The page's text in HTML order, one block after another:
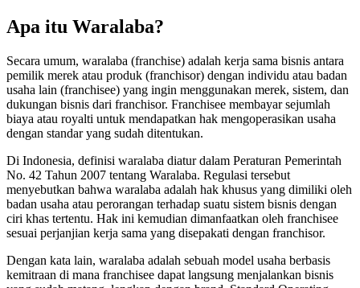
Apa itu Waralaba?
Secara umum, waralaba (franchise) adalah kerja sama bisnis antara
pemilik merek atau produk (franchisor) dengan individu atau badan
usaha lain (franchisee) yang ingin menggunakan merek, sistem, dan
dukungan bisnis dari franchisor. Franchisee membayar sejumlah
biaya atau royalti untuk mendapatkan hak mengoperasikan usaha
dengan standar yang sudah ditentukan.
Di Indonesia, definisi waralaba diatur dalam Peraturan Pemerintah
No. 42 Tahun 2007 tentang Waralaba. Regulasi tersebut
menyebutkan bahwa waralaba adalah hak khusus yang dimiliki oleh
badan usaha atau perorangan terhadap suatu sistem bisnis dengan
ciri khas tertentu. Hak ini kemudian dimanfaatkan oleh franchisee
sesuai perjanjian kerja sama yang disepakati dengan franchisor.
Dengan kata lain, waralaba adalah sebuah model usaha berbasis
kemitraan di mana franchisee dapat langsung menjalankan bisnis